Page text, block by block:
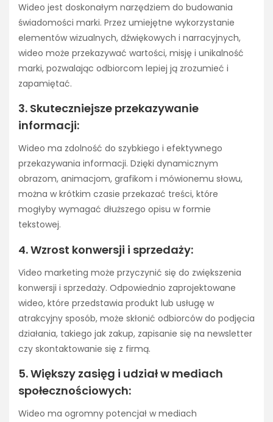
Wideo jest doskonałym narzędziem do budowania
świadomości marki. Przez umiejętne wykorzystanie
elementów wizualnych, dźwiękowych i narracyjnych,
wideo może przekazywać wartości, misję i unikalność
marki, pozwalając odbiorcom lepiej ją zrozumieć i
zapamiętać.
3. Skuteczniejsze przekazywanie
informacji:
Wideo ma zdolność do szybkiego i efektywnego
przekazywania informacji. Dzięki dynamicznym
obrazom, animacjom, grafikom i mówionemu słowu,
można w krótkim czasie przekazać treści, które
mogłyby wymagać dłuższego opisu w formie
tekstowej.
4. Wzrost konwersji i sprzedaży:
Video marketing może przyczynić się do zwiększenia
konwersji i sprzedaży. Odpowiednio zaprojektowane
wideo, które przedstawia produkt lub usługę w
atrakcyjny sposób, może skłonić odbiorców do podjęcia
działania, takiego jak zakup, zapisanie się na newsletter
czy skontaktowanie się z firmą.
5. Większy zasięg i udział w mediach
społecznościowych:
Wideo ma ogromny potencjał w mediach